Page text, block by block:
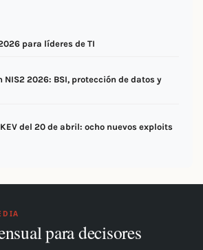
para líderes de TI
2026: BSI, protección de datos y
del 20 de abril: ocho nuevos exploits
para decisores